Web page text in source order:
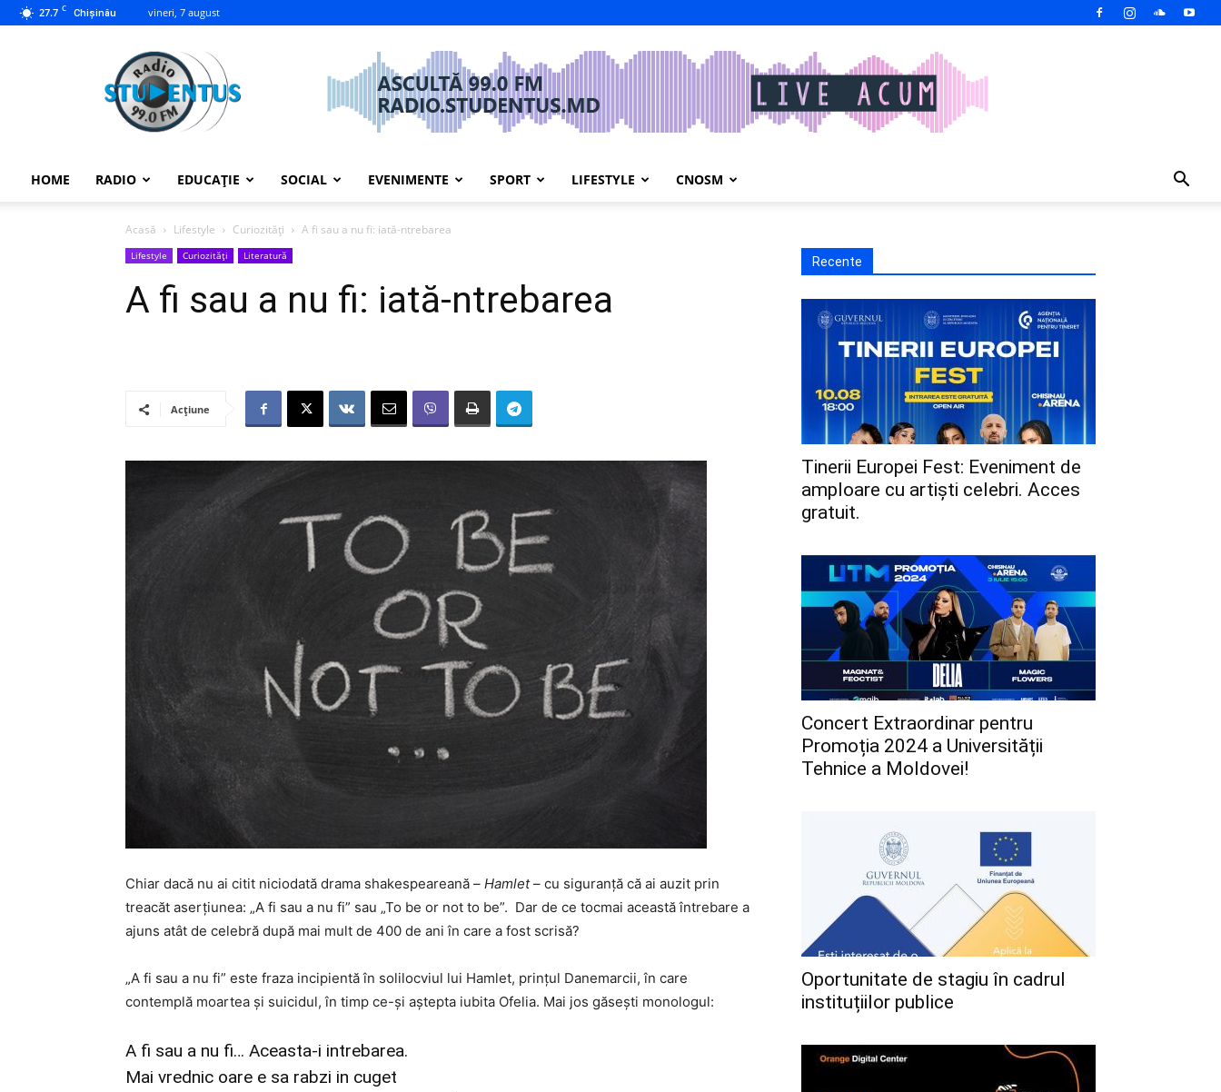
27.7 C Chișinău vineri, 7 august
studentus.md
HOME RADIO EDUCAȚIE SOCIAL EVENIMENTE SPORT LIFESTYLE CNOSM
Acasă Lifestyle Curiozități A fi sau a nu fi: iată-ntrebarea
Lifestyle Curiozități Literatură
A fi sau a nu fi: iată-ntrebarea
Acțiune
Chiar dacă nu ai citit niciodată drama shakespeareană – Hamlet– cu siguranță că ai auzit prin
treacăt aserțiunea: „A fi sau a nu fi” sau „To be or not to be”. Dar de ce tocmai această întrebare a
ajuns atât de celebră după mai mult de 400 de ani în care a fost scrisă?
„A fi sau a nu fi” este fraza incipientă în solilocviul lui Hamlet, prințul Danemarcii, în care
contemplă moartea și suicidul, în timp ce-și aștepta iubita Ofelia. Mai jos găsești monologul:
A fi sau a nu fi… Aceasta-i intrebarea.
Mai vrednic oare e sa rabzi in cuget
Recente
Tinerii Europei Fest: Eveniment de
amploare cu artiști celebri. Acces
gratuit.
Concert Extraordinar pentru
Promoția 2024 a Universității
Tehnice a Moldovei!
Oportunitate de stagiu în cadrul
instituțiilor publice